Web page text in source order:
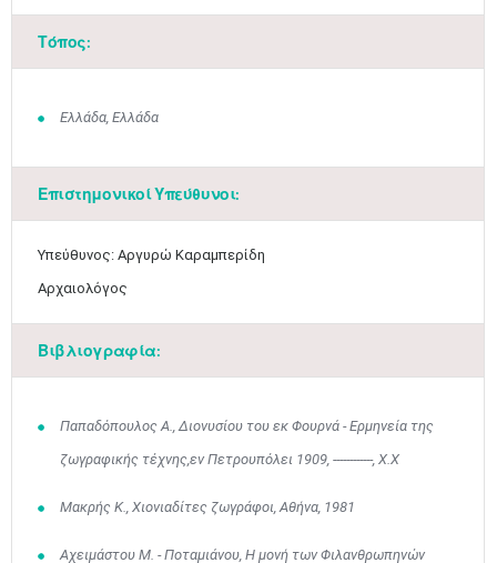
Τόπος:
Ελλάδα, Ελλάδα
Επιστημονικοί Υπεύθυνοι:
Υπεύθυνος: Αργυρώ Καραμπερίδη
Αρχαιολόγος
Βιβλιογραφία:
Παπαδόπουλος Α., Διονυσίου του εκ Φουρνά - Ερμηνεία της
ζωγραφικής τέχνης,εν Πετρουπόλει 1909, ------------, Χ.Χ
Μακρής Κ., Χιονιαδίτες ζωγράφοι, Αθήνα, 1981
Αχειμάστου Μ. - Ποταμιάνου, Η μονή των Φιλανθρωπηνών